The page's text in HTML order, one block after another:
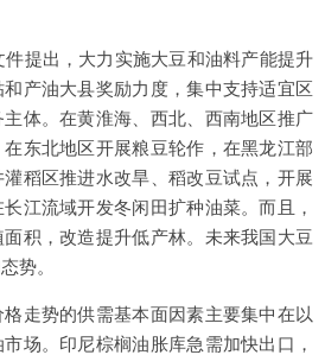
件提出，大力实施大豆和油料产能提升
产油大县奖励力度，集中支持适宜区
体。在黄淮海、西北、西南地区推广
东北地区开展粮豆轮作，在黑龙江部
稻区推进水改旱、稻改豆试点，开展
江流域开发冬闲田扩种油菜。而且，
积，改造提升低产林。未来我国大豆
势。
走势的供需基本面因素主要集中在以
场。印尼棕榈油胀库急需加快出口，